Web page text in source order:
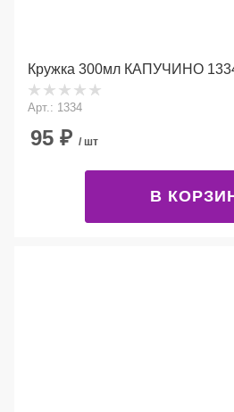
Кружка 300мл КАПУЧИНО
Арт.: 1334
95 ₽ / шт
В